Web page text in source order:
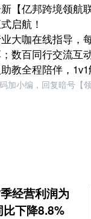
【亿邦跨境领航
启航！
大咖在线指导，
数百同行交流互
助教全程陪伴，1v1
加小编，回复暗号【
经营利润为
下降8.8%